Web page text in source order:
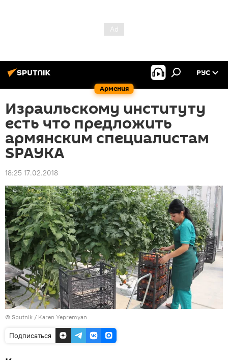
Армения
РУС
Израильскому институту
есть что предложить
армянским специалистам
SPAYKA
18:25 17.02.2018
© Sputnik / Karen Yepremyan
Подписаться